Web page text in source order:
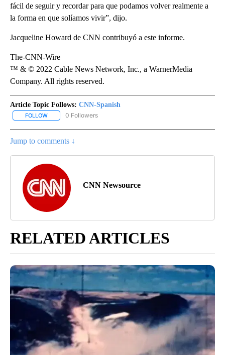
fácil de seguir y recordar para que podamos volver realmente a
la forma en que solíamos vivir”, dijo.
Jacqueline Howard de CNN contribuyó a este informe.
The-CNN-Wire
™ & © 2022 Cable News Network, Inc., a WarnerMedia
Company. All rights reserved.
Article Topic Follows: CNN-Spanish
FOLLOW FOLLOW "CNN-SPANISH" TO RECEIVE NOTIFICATIONS ABOUT
0 Followers
Jump to comments ↓
CNN Newsource
RELATED ARTICLES